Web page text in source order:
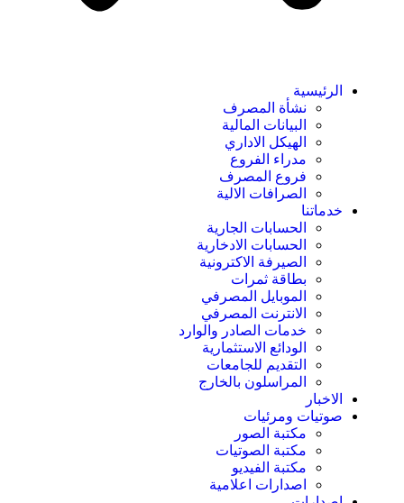
الرئيسية
نشأة المصرف
البيانات المالية
الهيكل الاداري
مدراء الفروع
فروع المصرف
الصرافات الالية
خدماتنا
الحسابات الجارية
الحسابات الادخارية
الصيرفة الاكترونية
بطاقة ثمرات
الموبايل المصرفي
الانترنت المصرفي
خدمات الصادر والوارد
الودائع الاستثمارية
التقديم للجامعات
المراسلون بالخارج
الاخبار
صوتيات ومرئيات
مكتبة الصور
مكتبة الصوتيات
مكتبة الفيديو
اصدارات اعلامية